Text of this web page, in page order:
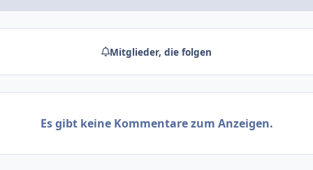
Mitglieder, die folgen
Es gibt keine Kommentare zum Anzeigen.